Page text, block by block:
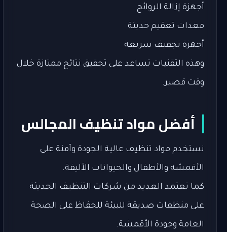
أجهزة إزالة الروائح
معدات تعقيم حديثة
أجهزة تجفيف سريعة
وهذه التقنيات تساعد على تحقيق نتائج ممتازة خلال
وقت قصير.
أفضل مواد تنظيف المجالس
نستخدم مواد تنظيف عالية الجودة وآمنة على
الأقمشة والأطفال والحيوانات الأليفة.
كما تعتمد العديد من شركات التنظيف الحديثة
على منظفات صديقة للبيئة للحفاظ على الصحة
العامة وجودة الأقمشة.